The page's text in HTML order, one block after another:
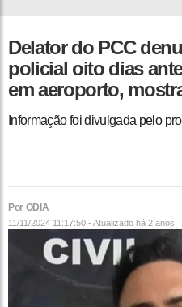
Delator do PCC
policial oito dias
em aeroporto,
Informação foi divulgada pelo
Por ODIA
11/11/2024 11:17:50 - Atualizado há 2 anos